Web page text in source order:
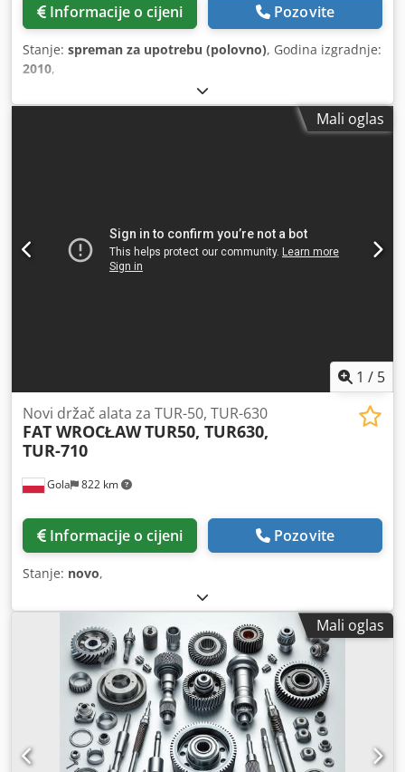
Informacije o cijeni Pozovite
Stanje: spreman za upotrebu (polovno), Godina izgradnje:
2010,
Mali oglas
1 / 5
Gola 822 km
Novi držač alata za TUR-50, TUR-630
FAT WROCŁAWTUR50, TUR630,
TUR-710
Informacije o cijeni Pozovite
Stanje: novo,
Mali oglas